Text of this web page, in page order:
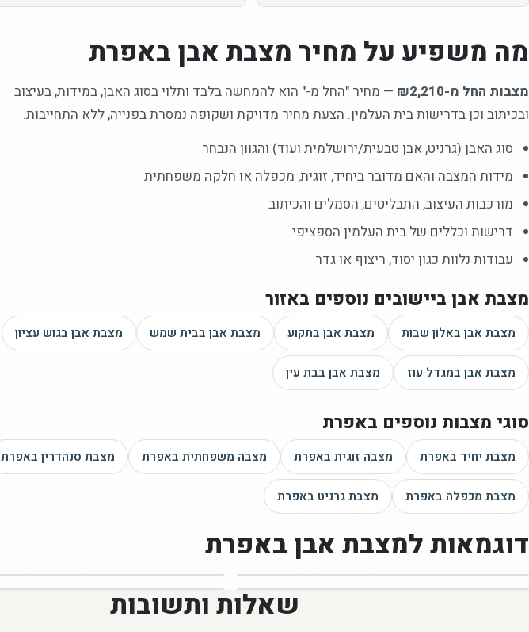
מה משפיע על מחיר מצבת אבן באפרת
מצבות החל מ-₪2,210 — מחיר "החל מ-" הוא להמחשה בלבד ותלוי בסוג האבן, במידות, בעיצוב
ובכיתוב וכן בדרישות בית העלמין. הצעת מחיר מדויקת ושקופה נמסרת בפנייה, ללא התחייבות.
סוג האבן (גרניט, אבן טבעית/ירושלמית ועוד) והגוון הנבחר
מידות המצבה והאם מדובר ביחיד, זוגית, מכפלה או חלקה משפחתית
מורכבות העיצוב, התבליטים, הסמלים והכיתוב
דרישות וכללים של בית העלמין הספציפי
עבודות נלוות כגון יסוד, ריצוף או גדר
מצבת אבן ביישובים נוספים באזור
מצבת אבן באלון שבות מצבת אבן בתקוע מצבת אבן בבית שמש מצבת אבן בגוש עציון
מצבת אבן במגדל עוז מצבת אבן בבת עין
סוגי מצבות נוספים באפרת
מצבת יחיד באפרת מצבה זוגית באפרת מצבה משפחתית באפרת מצבת סנהדרין באפרת
מצבת מכפלה באפרת מצבת גרניט באפרת
דוגמאות למצבת אבן באפרת
שאלות ותשובות